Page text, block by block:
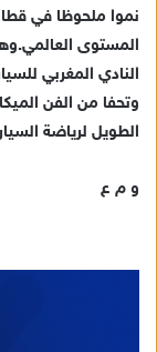
نموا ملحوظا في
المستوى
النادي المغربي
وتحفا من الفن
الطويل لرياضة
و م ع